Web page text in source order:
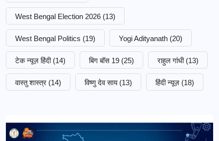
West Bengal Election 2026 (13)
West Bengal Politics (19) Yogi Adityanath (20)
टेक न्यूज़ हिंदी (14) बिग बॉस 19 (25) राहुल गांधी (13)
वास्तु शास्त्र (14) विष्णु देव साय (13) हिंदी न्यूज़ (18)